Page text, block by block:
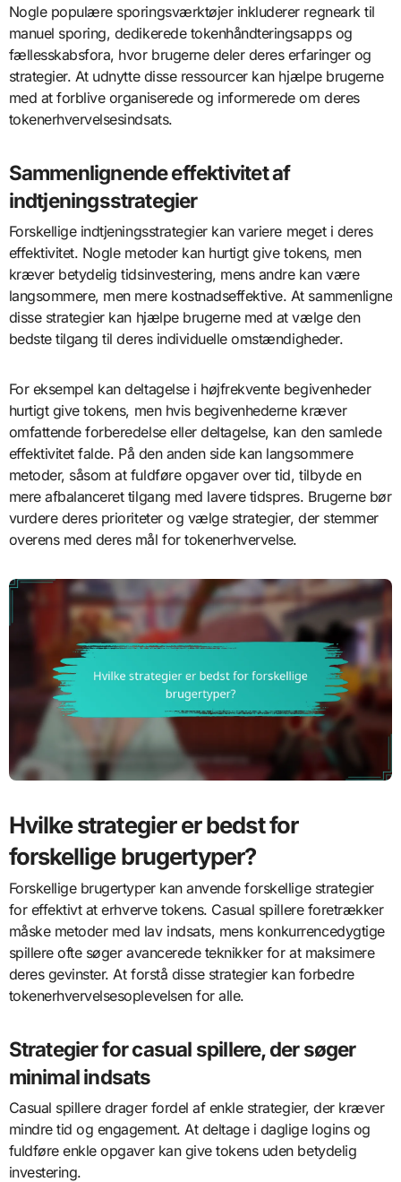
Nogle populære sporingsværktøjer inkluderer regneark til
manuel sporing, dedikerede tokenhåndteringsapps og
fællesskabsfora, hvor brugerne deler deres erfaringer og
strategier. At udnytte disse ressourcer kan hjælpe brugerne
med at forblive organiserede og informerede om deres
tokenerhvervelsesindsats.
Sammenlignende effektivitet af
indtjeningsstrategier
Forskellige indtjeningsstrategier kan variere meget i deres
effektivitet. Nogle metoder kan hurtigt give tokens, men
kræver betydelig tidsinvestering, mens andre kan være
langsommere, men mere kostnadseffektive. At sammenligne
disse strategier kan hjælpe brugerne med at vælge den
bedste tilgang til deres individuelle omstændigheder.
For eksempel kan deltagelse i højfrekvente begivenheder
hurtigt give tokens, men hvis begivenhederne kræver
omfattende forberedelse eller deltagelse, kan den samlede
effektivitet falde. På den anden side kan langsommere
metoder, såsom at fuldføre opgaver over tid, tilbyde en
mere afbalanceret tilgang med lavere tidspres. Brugerne bør
vurdere deres prioriteter og vælge strategier, der stemmer
overens med deres mål for tokenerhvervelse.
Hvilke strategier er bedst for
forskellige brugertyper?
Forskellige brugertyper kan anvende forskellige strategier
for effektivt at erhverve tokens. Casual spillere foretrækker
måske metoder med lav indsats, mens konkurrencedygtige
spillere ofte søger avancerede teknikker for at maksimere
deres gevinster. At forstå disse strategier kan forbedre
tokenerhvervelsesoplevelsen for alle.
Strategier for casual spillere, der søger
minimal indsats
Casual spillere drager fordel af enkle strategier, der kræver
mindre tid og engagement. At deltage i daglige logins og
fuldføre enkle opgaver kan give tokens uden betydelig
investering.